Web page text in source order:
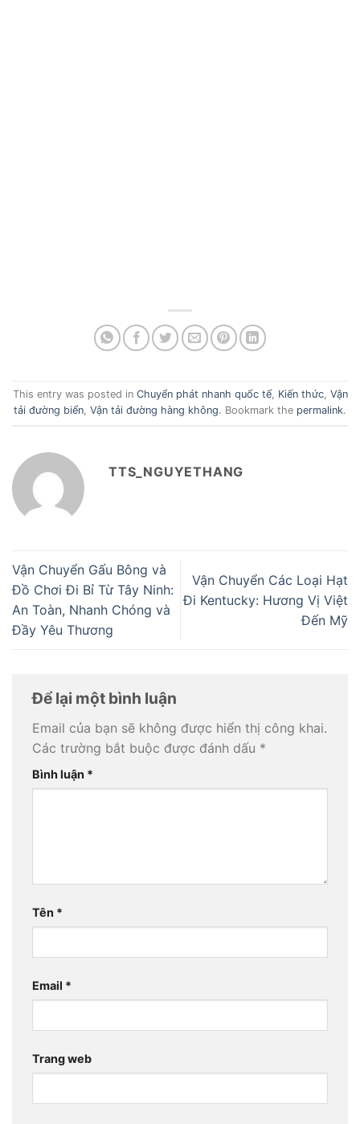
This entry was posted in Chuyển phát nhanh quốc tế, Kiến thức, Vận
tải đường biển, Vận tải đường hàng không. Bookmark the permalink.
TTS_NGUYETHANG
Vận Chuyển Gấu Bông và
Đồ Chơi Đi Bỉ Từ Tây Ninh:
An Toàn, Nhanh Chóng và
Đầy Yêu Thương
Vận Chuyển Các Loại Hạt
Đi Kentucky: Hương Vị Việt
Đến Mỹ
Để lại một bình luận
Email của bạn sẽ không được hiển thị công khai.
Các trường bắt buộc được đánh dấu *
Bình luận *
Tên *
Email *
Trang web